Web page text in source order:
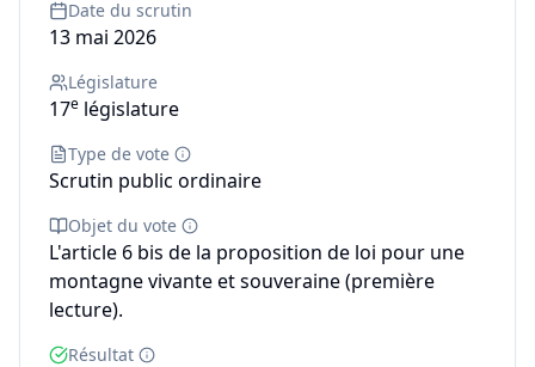
Date du scrutin
13 mai 2026
Législature
17e législature
Type de vote
Scrutin public ordinaire
Objet du vote
L'article 6 bis de la proposition de loi pour une
montagne vivante et souveraine (première
lecture).
Résultat